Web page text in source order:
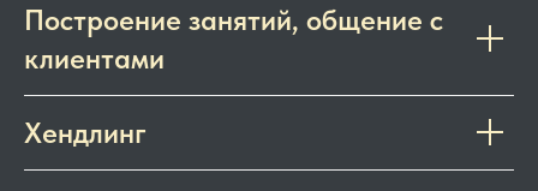
Построение занятий, общение с
клиентами
Хендлинг